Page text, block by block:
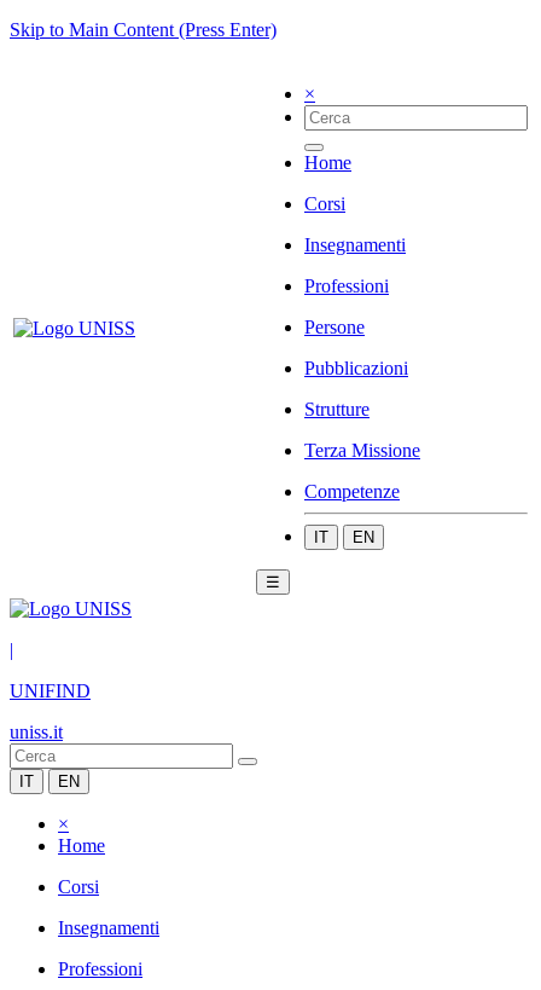
Skip to Main Content (Press Enter)
×
Home
Corsi
Insegnamenti
Professioni
Persone
Pubblicazioni
Strutture
Terza Missione
Competenze
IT EN
☰
|
UNIFIND
uniss.it
IT EN
×
Home
Corsi
Insegnamenti
Professioni